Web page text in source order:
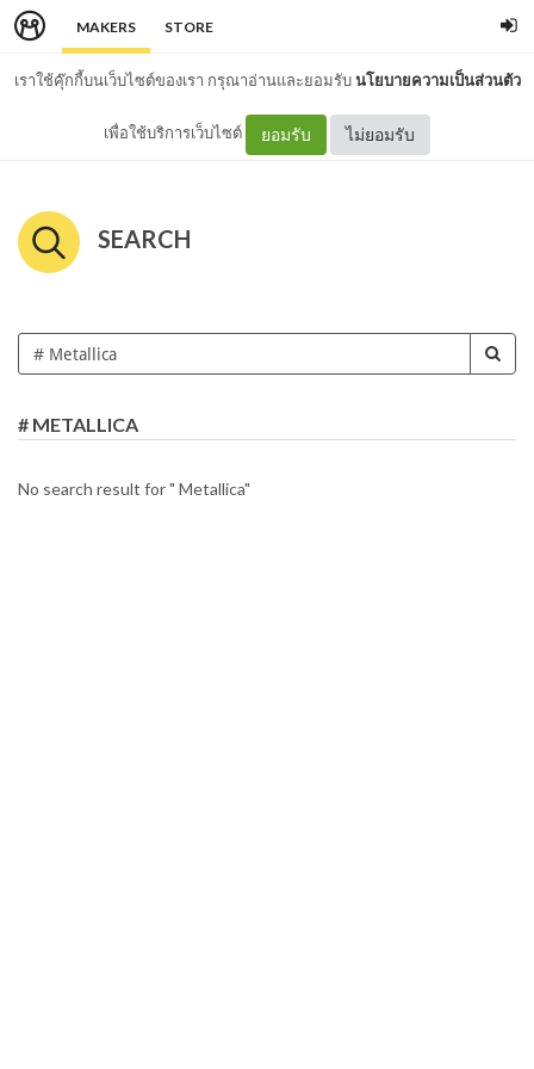
MAKERS STORE
เราใช้คุ๊กกี้บนเว็บไซต์ของเรา กรุณาอ่านและยอมรับนโยบายความเป็นส่วนตัว
เพื่อใช้บริการเว็บไซต์ ยอมรับ ไม่ยอมรับ
SEARCH
# METALLICA
No search result for " Metallica"